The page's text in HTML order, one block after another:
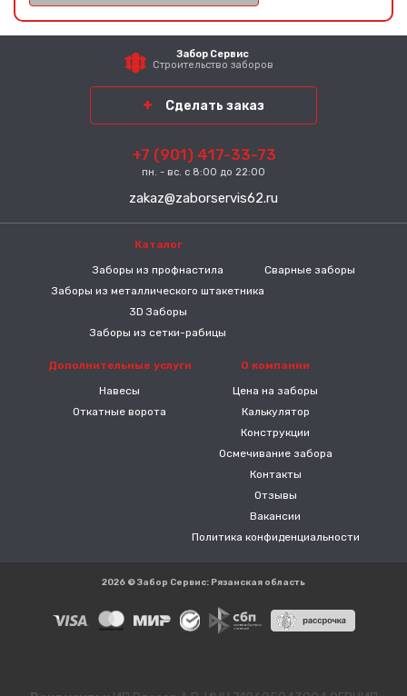
Забор Сервис
Строительство заборов
Сделать заказ
+7 (901) 417-33-73
пн. - вс. с 8:00 до 22:00
zakaz@zaborservis62.ru
Каталог
Заборы из профнастила
Заборы из металлического штакетника
3D Заборы
Заборы из сетки-рабицы
Сварные заборы
Дополнительные услуги
Навесы
Откатные ворота
О компании
Цена на заборы
Калькулятор
Конструкции
Осмечивание забора
Контакты
Отзывы
Вакансии
Политика конфиденциальности
2026 © Забор Сервис: Рязанская область